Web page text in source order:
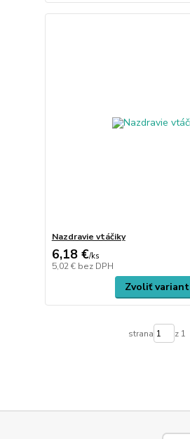
Nazdravie vtáčiky
6,18 €/ks
5,02 € bez DPH
Zvoliť variant
strana z 1